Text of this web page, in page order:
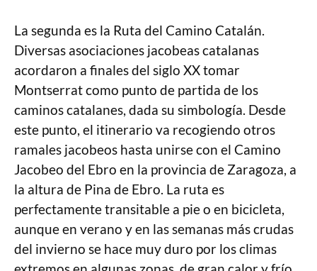
La segunda es la Ruta del Camino Catalán.
Diversas asociaciones jacobeas catalanas
acordaron a finales del siglo XX tomar
Montserrat como punto de partida de los
caminos catalanes, dada su simbología. Desde
este punto, el itinerario va recogiendo otros
ramales jacobeos hasta unirse con el Camino
Jacobeo del Ebro en la provincia de Zaragoza, a
la altura de Pina de Ebro. La ruta es
perfectamente transitable a pie o en bicicleta,
aunque en verano y en las semanas más crudas
del invierno se hace muy duro por los climas